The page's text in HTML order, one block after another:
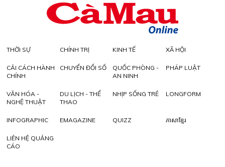
THỜI SỰ CHÍNH TRỊ KINH TẾ XÃ HỘI
CẢI CÁCH HÀNH
CHÍNH
CHUYỂN ĐỔI SỐ
QUỐC PHÒNG -
AN NINH
PHÁP LUẬT
VĂN HÓA -
NGHỆ THUẬT
DU LỊCH - THỂ
THAO
NHỊP SỐNG TRẺ LONGFORM
INFOGRAPHIC EMAGAZINE QUIZZ ភាសាខ្មែរ
LIÊN HỆ QUẢNG
CÁO